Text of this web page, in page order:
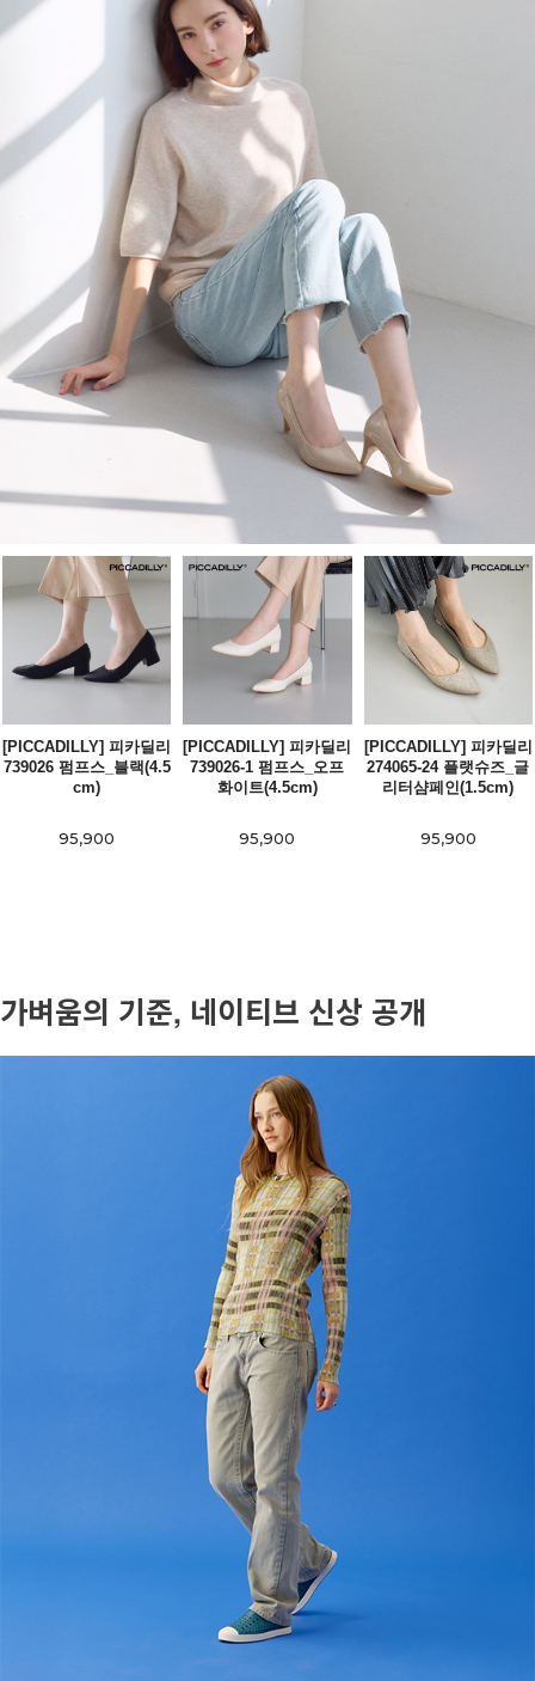
[PICCADILLY] 피카딜리
739026 펌프스_블랙(4.5
cm)
95,900
[PICCADILLY] 피카딜리
739026-1 펌프스_오프
화이트(4.5cm)
95,900
[PICCADILLY] 피카딜리
274065-24 플랫슈즈_글
리터샴페인(1.5cm)
95,900
가벼움의 기준, 네이티브 신상 공개